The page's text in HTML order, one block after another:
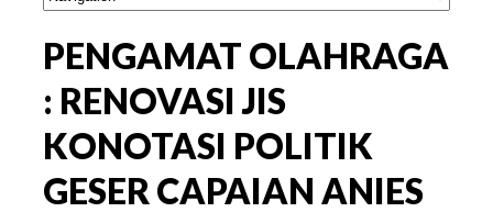
PENGAMAT OLAHRAGA
: RENOVASI JIS
KONOTASI POLITIK
GESER CAPAIAN ANIES